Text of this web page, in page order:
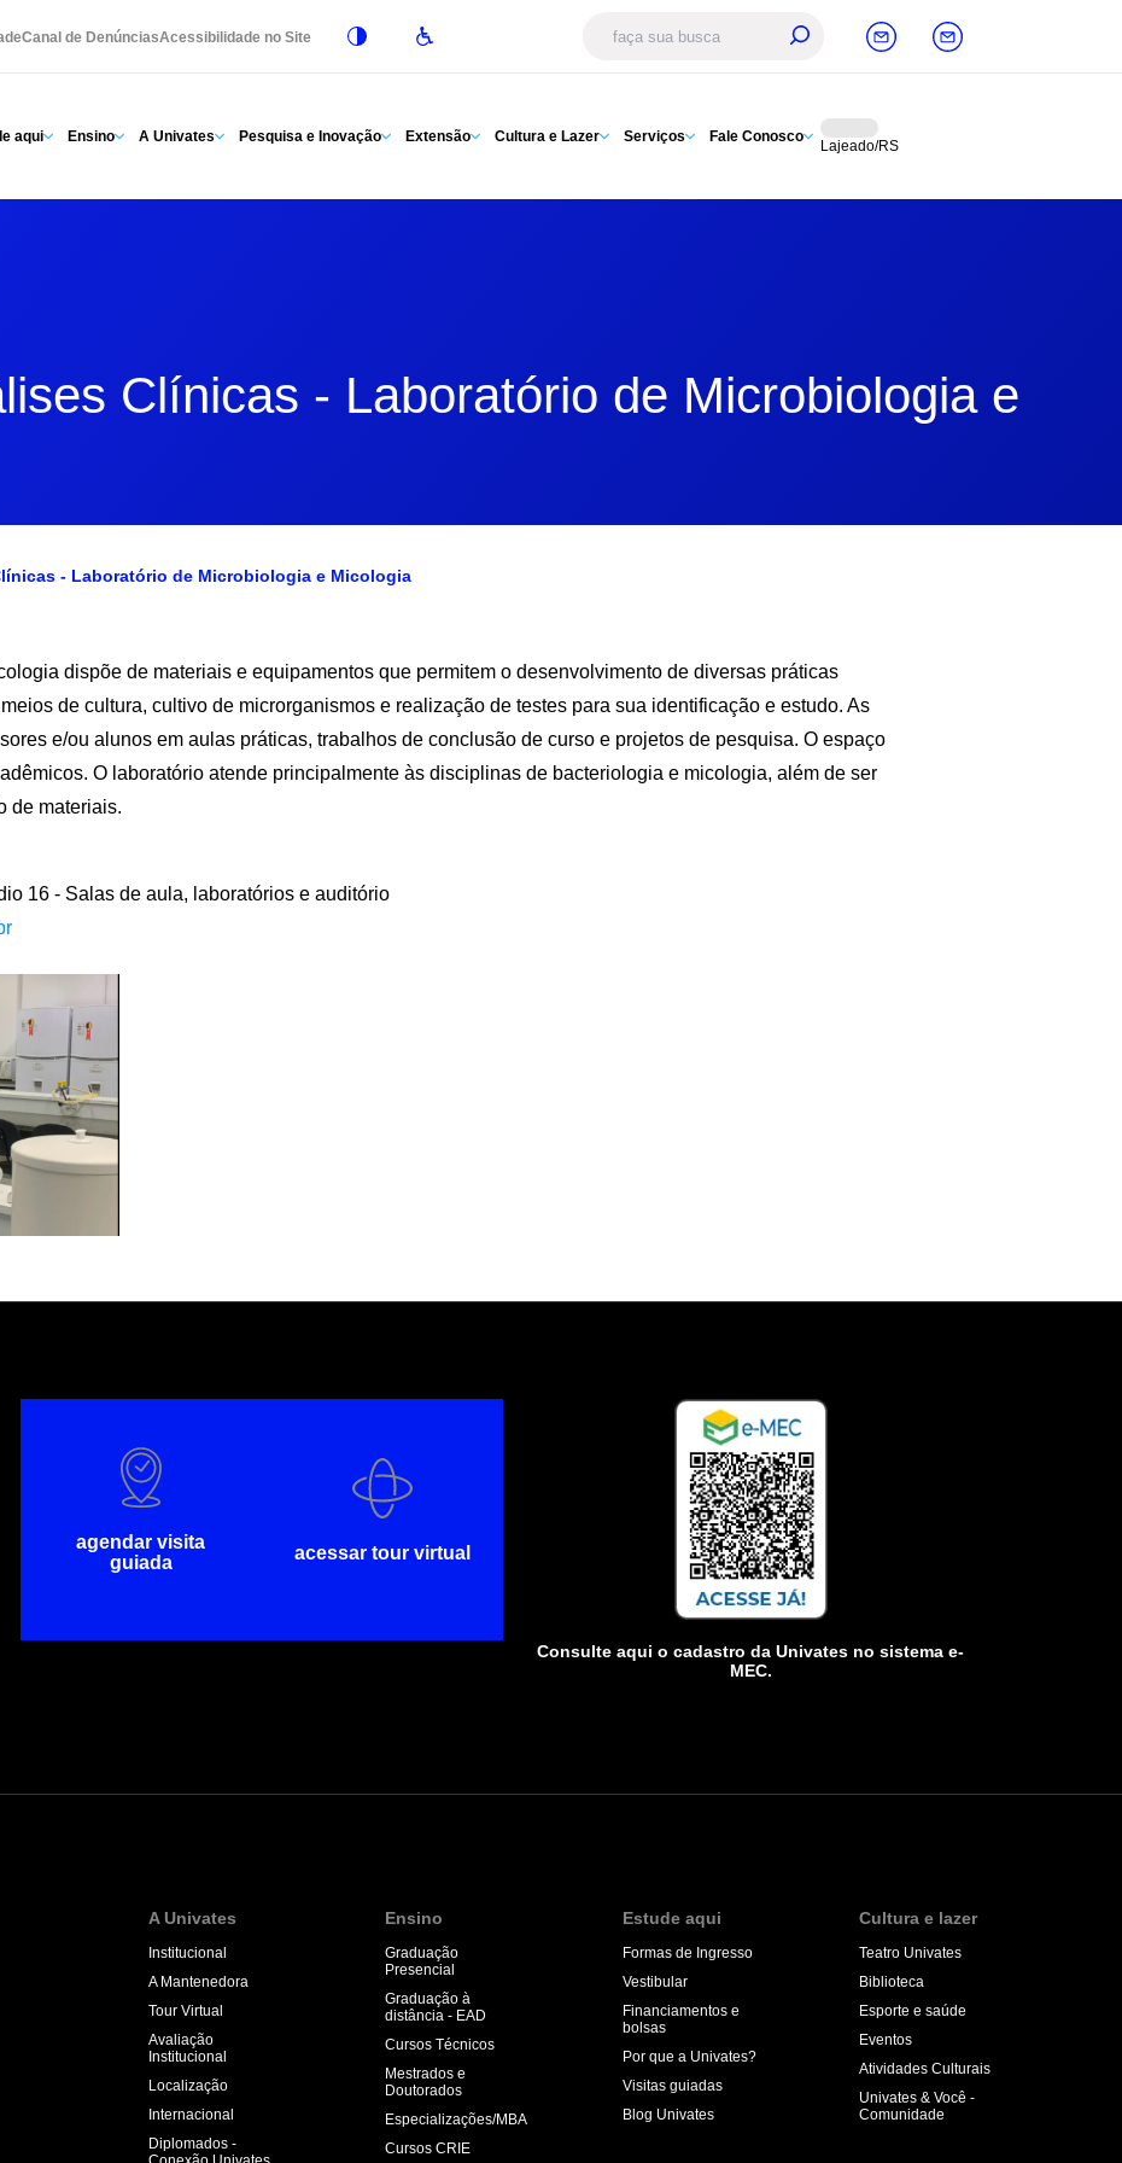
Canal de DenúnciasAcessibilidade no Site
aqui Ensino A Univates Pesquisa e Inovação Extensão Cultura e Lazer Serviços Fale Conosco
Lajeado/RS
Clínicas - Laboratório de Microbiologia e
- Laboratório de Microbiologia e Micologia
dispõe de materiais e equipamentos que permitem o desenvolvimento de diversas práticas
de cultura, cultivo de microrganismos e realização de testes para sua identificação e estudo. As
e/ou alunos em aulas práticas, trabalhos de conclusão de curso e projetos de pesquisa. O espaço
O laboratório atende principalmente às disciplinas de bacteriologia e micologia, além de ser
de materiais.
16 - Salas de aula, laboratórios e auditório
agendar visita
guiada
acessar tour virtual
Consulte aqui o cadastro da Univates no sistema e-
MEC.
A Univates
Institucional
A Mantenedora
Tour Virtual
Avaliação
Institucional
Localização
Internacional
Diplomados -
Ensino
Graduação
Presencial
Graduação à
distância - EAD
Cursos Técnicos
Mestrados e
Doutorados
Especializações/MBA
Cursos CRIE
Estude aqui
Formas de Ingresso
Vestibular
Financiamentos e
bolsas
Por que a Univates?
Visitas guiadas
Blog Univates
Cultura e lazer
Teatro Univates
Biblioteca
Esporte e saúde
Eventos
Atividades Culturais
Univates & Você -
Comunidade